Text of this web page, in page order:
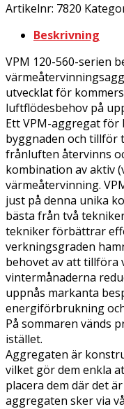
Miljövänligt
Kontakt
Varukorg
Inga produkter i
Artikelnr: 7820
Beskrivning
VPM 120-560-serien
utvecklat för
luftflödesbehov på
Ett VPM-aggregat
byggnaden och tillför
frånluften återvinns
kombination av aktiv
värmeåtervinning.
just på denna unika
bästa från två
tekniker förbättrar
verkningsgraden
behovet av att tillföra
vintermånaderna
uppnås markanta
energiförbrukning
På sommaren vänds
istället.
Aggregaten är
vilket gör dem enkla
placera dem där det
aggregaten sker via